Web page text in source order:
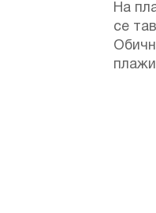
На
се